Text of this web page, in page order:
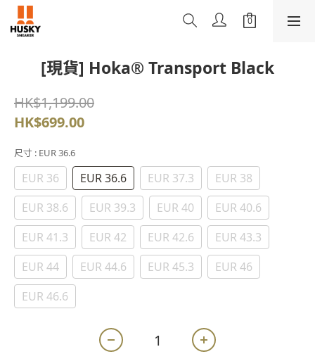
[現貨] Hoka® Transport Black
HK$1,199.00
HK$699.00
尺寸 : EUR 36.6
EUR 36 EUR 36.6 EUR 37.3
EUR 38
EUR 38.6
EUR 39.3 EUR 40
EUR 40.6
EUR 41.3
EUR 42 EUR 42.6
EUR 43.3
EUR 44
EUR 44.6 EUR 45.3
EUR 46
EUR 46.6